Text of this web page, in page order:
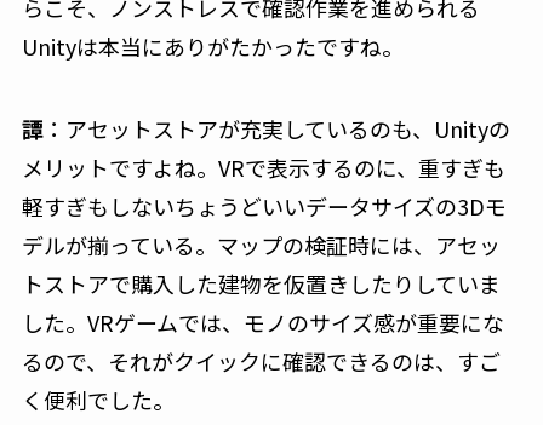
らこそ、ノンストレスで確認作業を進められる
Unityは本当にありがたかったですね。
譚：アセットストアが充実しているのも、Unityの
メリットですよね。VRで表示するのに、重すぎも
軽すぎもしないちょうどいいデータサイズの3Dモ
デルが揃っている。マップの検証時には、アセッ
トストアで購入した建物を仮置きしたりしていま
した。VRゲームでは、モノのサイズ感が重要にな
るので、それがクイックに確認できるのは、すご
く便利でした。